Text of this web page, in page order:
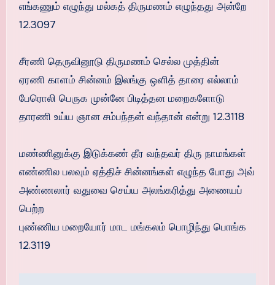
எங்கணும் எழுந்து மல்கத் திருமணம் எழுந்தது அன்றே
12.3097
சீரணி தெருவினூடு திருமணம் செல்ல முத்தின்
ஏரணி காளம் சின்னம் இலங்கு ஒளித் தாரை எல்லாம்
பேரொலி பெருக முன்னே பிடித்தன மறைகளோடு
தாரணி உய்ய ஞான சம்பந்தன் வந்தான் என்று 12.3118
மண்ணினுக்கு இடுக்கண் தீர வந்தவர் திரு நாமங்கள்
எண்ணில பலவும் ஏத்திச் சின்னங்கள் எழுந்த போது அவ்
அண்ணலார் வதுவை செய்ய அலங்கரித்து அணையப்
பெற்ற
புண்ணிய மறையோர் மாட மங்கலம் பொழிந்து பொங்க
12.3119